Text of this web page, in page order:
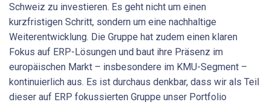
Schweiz zu investieren. Es geht nicht um einen
kurzfristigen Schritt, sondern um eine nachhaltige
Weiterentwicklung. Die Gruppe hat zudem einen klaren
Fokus auf ERP-Lösungen und baut ihre Präsenz im
europäischen Markt – insbesondere im KMU-Segment –
kontinuierlich aus. Es ist durchaus denkbar, dass wir als Teil
dieser auf ERP fokussierten Gruppe unser Portfolio